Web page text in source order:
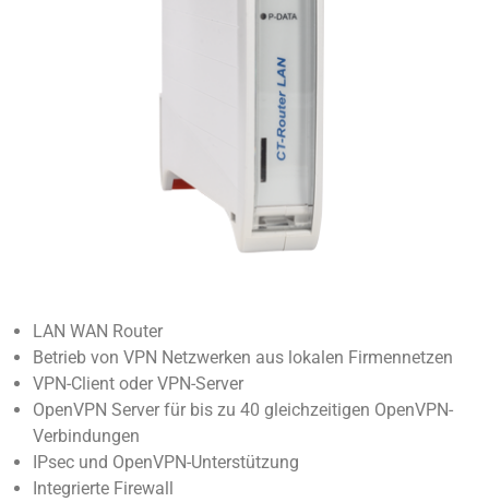
LAN WAN Router
Betrieb von VPN Netzwerken aus lokalen Firmennetzen
VPN-Client oder VPN-Server
OpenVPN Server für bis zu 40 gleichzeitigen OpenVPN-
Verbindungen
IPsec und OpenVPN-Unterstützung
Integrierte Firewall